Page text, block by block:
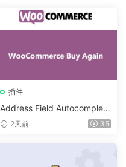
插件
Address Field Autocomplete
For WooCommerce v1.3.2
2天前 35